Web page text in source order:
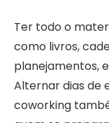
Ter todo o
como livros,
planejamentos,
Alternar dias de
coworking